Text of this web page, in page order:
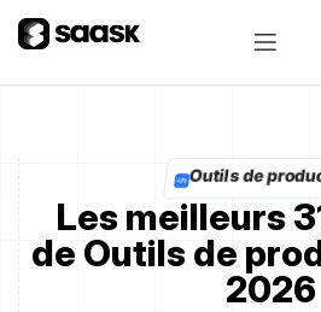
Outils de
Les meilleurs
de Outils de
2026